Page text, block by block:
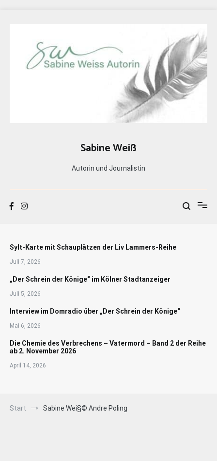
Sabine Weiß
Autorin und Journalistin
Sylt-Karte mit Schauplätzen der Liv Lammers-Reihe
Juli 7, 2026
„Der Schrein der Könige“ im Kölner Stadtanzeiger
Juli 5, 2026
Interview im Domradio über „Der Schrein der Könige“
Mai 6, 2026
Die Chemie des Verbrechens – Vatermord – Band 2 der Reihe
ab 2. November 2026
April 14, 2026
Start Sabine Wei§© Andre Poling